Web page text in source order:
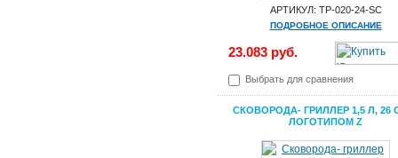
АРТИКУЛ: TP-020-24-SC
ПОДРОБНОЕ ОПИСАНИЕ
23.083 руб.
Выбрать для сравнения
СКОВОРОДА- ГРИЛЛЕР 1,5 Л, 26
ЛОГОТИПОМ Z